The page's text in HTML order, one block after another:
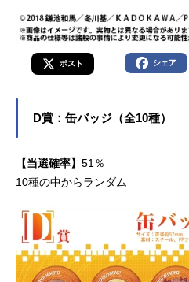
ポスト シェア
D賞：缶バッジ（全10種）
【当選確率】 51％
10種の中からランダム